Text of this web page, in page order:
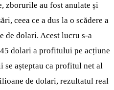
zborurile au fost anulate și
ceea ce a dus la o scădere a
de dolari. Acest lucru s-a
dolari a profitului pe acțiune
se așteptau ca profitul net al
de dolari, rezultatul real